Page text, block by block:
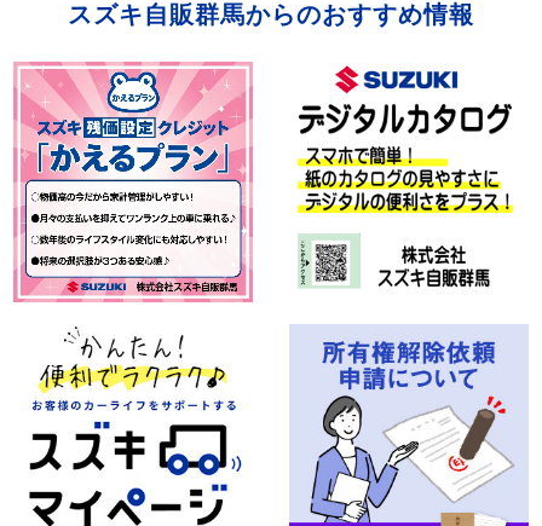
スズキ自販群馬からのおすすめ情報